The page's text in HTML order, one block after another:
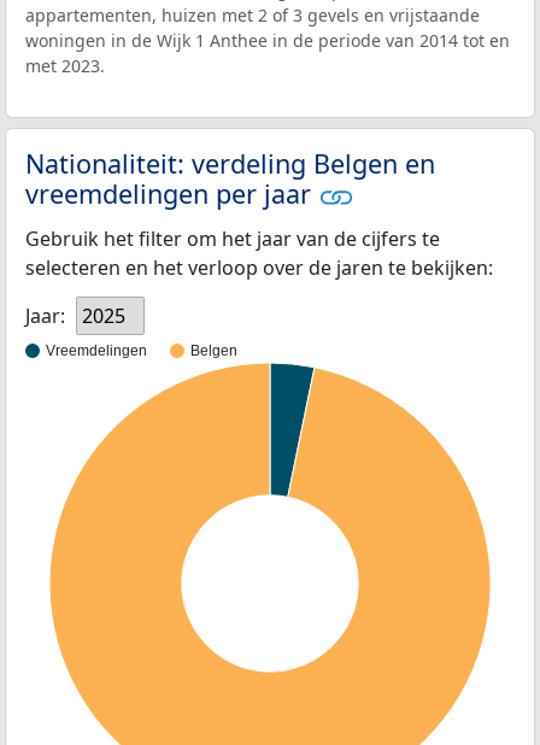
appartementen, huizen met 2 of 3 gevels en vrijstaande
woningen in de Wijk 1 Anthee in de periode van 2014 tot en
met 2023.
Nationaliteit: verdeling Belgen en
vreemdelingen per jaar
Gebruik het filter om het jaar van de cijfers te
selecteren en het verloop over de jaren te bekijken:
Jaar:
2025
Vreemdelingen Belgen